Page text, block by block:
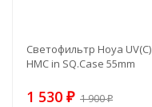
Светофильтр Hoya UV(C)
HMC in SQ.Case 55mm
1 530 ₽ 1 900₽